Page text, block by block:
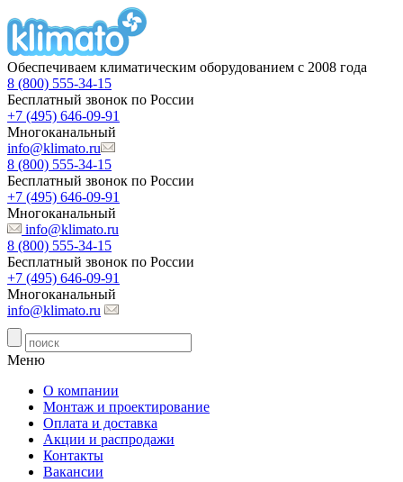
Обеспечиваем климатическим оборудованием с 2008 года
8 (800) 555-34-15
Бесплатный звонок по России
+7 (495) 646-09-91
Многоканальный
info@klimato.ru
8 (800) 555-34-15
Бесплатный звонок по России
+7 (495) 646-09-91
Многоканальный
info@klimato.ru
8 (800) 555-34-15
Бесплатный звонок по России
+7 (495) 646-09-91
Многоканальный
info@klimato.ru
Меню
О компании
Монтаж и проектирование
Оплата и доставка
Акции и распродажи
Контакты
Вакансии